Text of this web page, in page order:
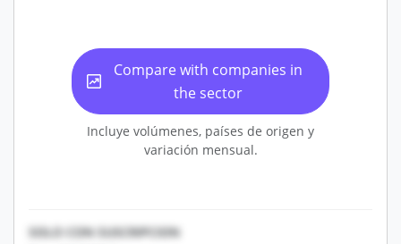
Compare with companies in
the sector
Incluye volúmenes, países de origen y
variación mensual.
SOLO CON SUSCRIPCION